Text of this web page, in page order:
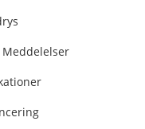
Meddelelser